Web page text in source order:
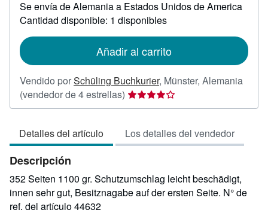
información
sobre
las
envío
Se envía de Alemania a Estados Unidos de America
Cantidad disponible: 1 disponibles
Añadir al carrito
Vendido porSchüling Buchkurier, Münster, Alemania
(vendedor de 4 estrellas) Calificación
del
4
de
estrellas
Detalles del artículo Los detalles del vendedor
Descripción
352 Seiten 1100 gr. Schutzumschlag leicht beschädigt,
innen sehr gut, Besitznagabe auf der ersten Seite. N° de
ref. del artículo 44632